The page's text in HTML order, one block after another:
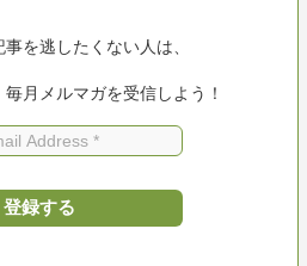
を逃したくない人は、
月メルマガを受信しよう！